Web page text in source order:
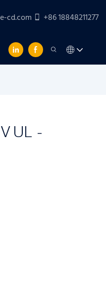
cd.com +86 18848211277
UL -